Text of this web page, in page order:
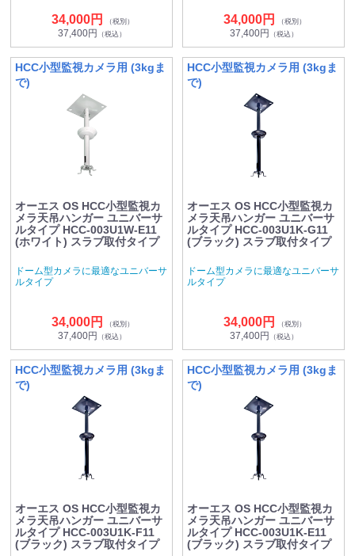
34,000円 （税別）
37,400円 （税込）
34,000円 （税別）
37,400円 （税込）
HCC小型監視カメラ用 (3kgま
で)
オーエス OS HCC小型監視カ
メラ天吊ハンガー ユニバーサ
ルタイプ HCC-003U1W-E11
(ホワイト) スラブ取付タイプ
ドーム型カメラに最適なユニバーサ
ルタイプ
34,000円 （税別）
37,400円 （税込）
HCC小型監視カメラ用 (3kgま
で)
オーエス OS HCC小型監視カ
メラ天吊ハンガー ユニバーサ
ルタイプ HCC-003U1K-G11
(ブラック) スラブ取付タイプ
ドーム型カメラに最適なユニバーサ
ルタイプ
34,000円 （税別）
37,400円 （税込）
HCC小型監視カメラ用 (3kgま
で)
オーエス OS HCC小型監視カ
メラ天吊ハンガー ユニバーサ
ルタイプ HCC-003U1K-F11
(ブラック) スラブ取付タイプ
HCC小型監視カメラ用 (3kgま
で)
オーエス OS HCC小型監視カ
メラ天吊ハンガー ユニバーサ
ルタイプ HCC-003U1K-E11
(ブラック) スラブ取付タイプ